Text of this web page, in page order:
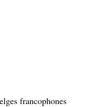
francophones